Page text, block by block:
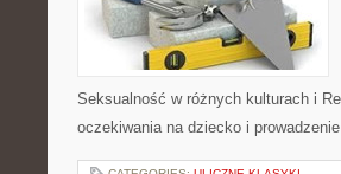
Seksualność w różnych kulturach i
oczekiwania na dziecko i